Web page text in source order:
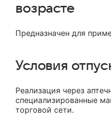
возрасте
Предназначен для
Условия
Реализация через
специализированные
торговой сети.